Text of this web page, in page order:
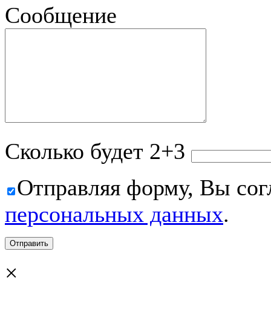
Сообщение
Сколько будет 2+3
Отправляя форму, Вы
персональных данных.
×